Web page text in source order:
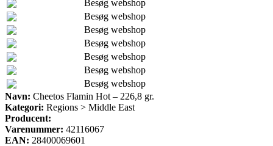
Besøg webshop
Besøg webshop
Besøg webshop
Besøg webshop
Besøg webshop
Besøg webshop
Besøg webshop
Navn: Cheetos Flamin Hot – 226,8 gr.
Kategori: Regions > Middle East
Producent:
Varenummer: 42116067
EAN: 28400069601